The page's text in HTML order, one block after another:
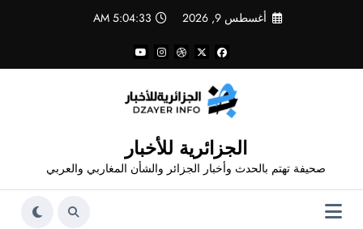
أغسطس 9, 2026 5:04:33 AM
الجزائرية للأخبار
صحيفة تهتم بالحدث وأخبار الجزائر والشأن المغاربي والعربي